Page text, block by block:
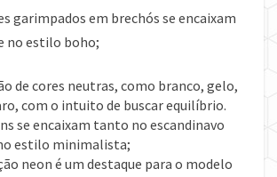
garimpados em brechós se encaixam
no estilo boho;
de cores neutras, como branco, gelo,
com o intuito de buscar equilíbrio.
se encaixam tanto no escandinavo
estilo minimalista;
neon é um destaque para o modelo